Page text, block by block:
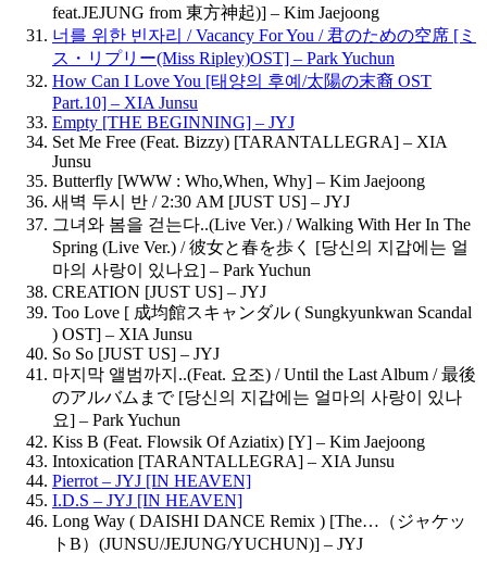
feat.JEJUNG from 東方神起)] – Kim Jaejoong
너를 위한 빈자리 / Vacancy For You / 君のための空席 [ミ
ス・リプリー(Miss Ripley)OST] – Park Yuchun
How Can I Love You [태양의 후예/太陽の末裔 OST
Part.10] – XIA Junsu
Empty [THE BEGINNING] – JYJ
Set Me Free (Feat. Bizzy) [TARANTALLEGRA] – XIA
Junsu
Butterfly [WWW : Who,When, Why] – Kim Jaejoong
새벽 두시 반 / 2:30 AM [JUST US] – JYJ
그녀와 봄을 걷는다..(Live Ver.) / Walking With Her In The
Spring (Live Ver.) / 彼女と春を歩く [당신의 지갑에는 얼
마의 사랑이 있나요] – Park Yuchun
CREATION [JUST US] – JYJ
Too Love [ 成均館スキャンダル ( Sungkyunkwan Scandal
) OST] – XIA Junsu
So So [JUST US] – JYJ
마지막 앨범까지..(Feat. 요조) / Until the Last Album / 最後
のアルバムまで [당신의 지갑에는 얼마의 사랑이 있나
요] – Park Yuchun
Kiss B (Feat. Flowsik Of Aziatix) [Y] – Kim Jaejoong
Intoxication [TARANTALLEGRA] – XIA Junsu
Pierrot – JYJ [IN HEAVEN]
I.D.S – JYJ [IN HEAVEN]
Long Way ( DAISHI DANCE Remix ) [The…（ジャケッ
トB）(JUNSU/JEJUNG/YUCHUN)] – JYJ